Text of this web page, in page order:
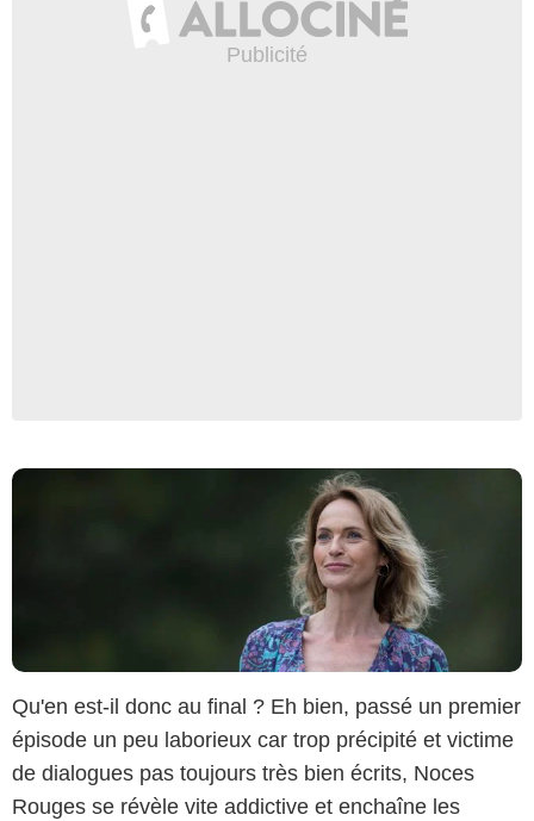
Qu'en est-il donc au final ? Eh bien, passé un premier
épisode un peu laborieux car trop précipité et victime
de dialogues pas toujours très bien écrits, Noces
Rouges se révèle vite addictive et enchaîne les